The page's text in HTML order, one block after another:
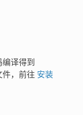
译得到
件，前往 安装